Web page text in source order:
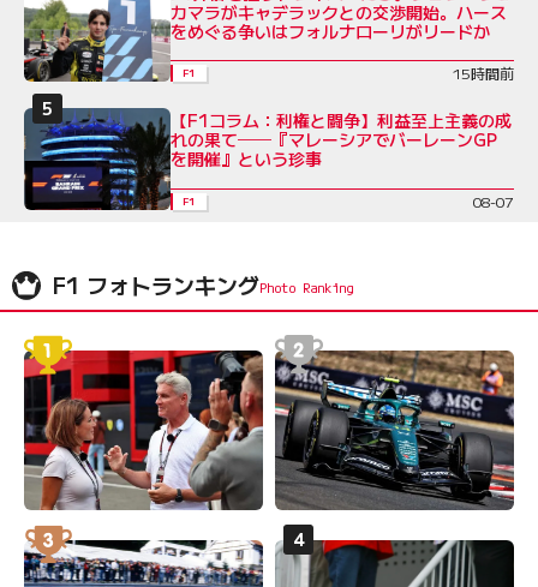
カマラがキャデラックとの交渉開始。ハース
をめぐる争いはフォルナローリがリードか
F1 15時間前
【F1コラム：利権と闘争】利益至上主義の成
れの果て──『マレーシアでバーレーンGP
を開催』という珍事
F1 08-07
F1 フォトランキング